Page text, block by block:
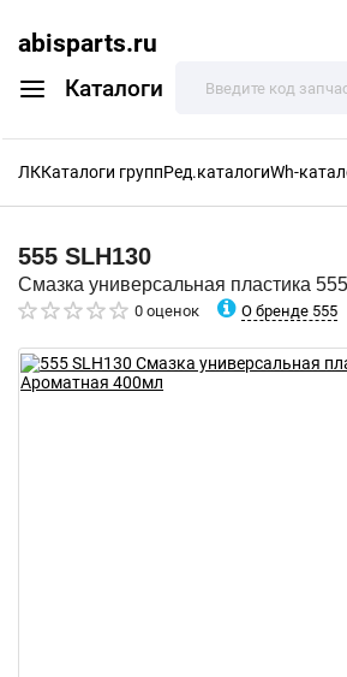
abisparts.ru
Каталоги
ЛККаталоги группРед.каталогиWh-
555 SLH130
Смазка универсальная пластика
0 оценок О бренде 555